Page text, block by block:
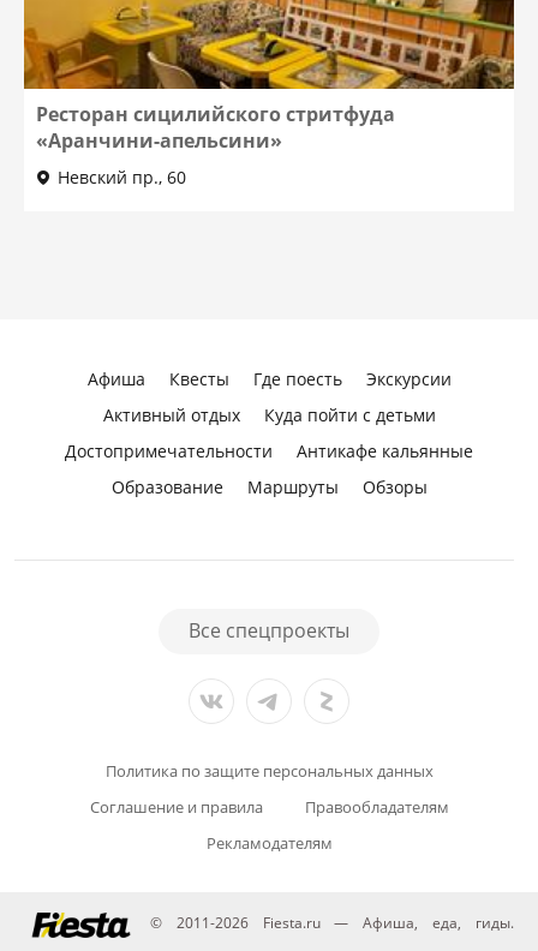
Ресторан сицилийского стритфуда
«Аранчини-апельсини»
Невский пр., 60
Афиша Квесты Где поесть
Экскурсии
Активный отдых
Куда пойти с детьми
Достопримечательности
Антикафе кальянные
Образование
Маршруты Обзоры
Все спецпроекты
Политика по защите персональных данных
Соглашение и правила
Правообладателям
Рекламодателям
© 2011-2026 Fiesta.ru — Афиша, еда, гиды.